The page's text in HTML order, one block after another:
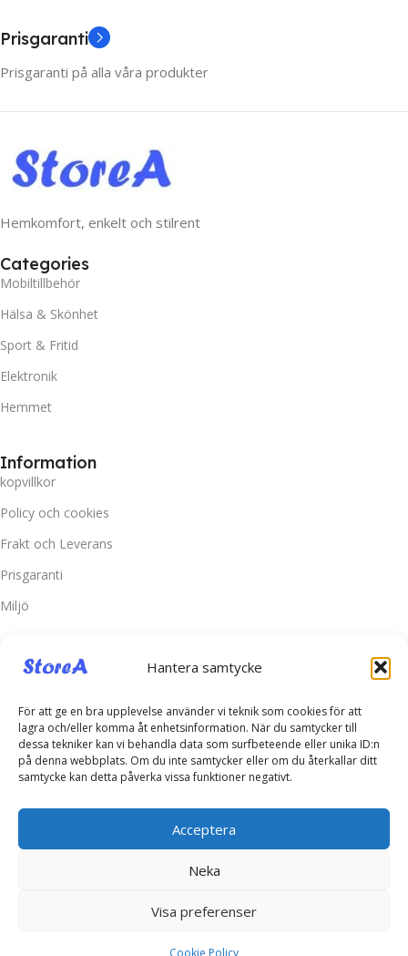
Hantera samtycke
För att ge en bra upplevelse använder vi teknik som cookies för att
lagra och/eller komma åt enhetsinformation. När du samtycker till
dessa tekniker kan vi behandla data som surfbeteende eller unika ID:n
på denna webbplats. Om du inte samtycker eller om du återkallar ditt
samtycke kan detta påverka vissa funktioner negativt.
Acceptera
Neka
Visa preferenser
Cookie Policy
Prisgaranti
Prisgaranti på alla våra produkter
Hemkomfort, enkelt och stilrent
Categories
Mobiltillbehör
Hälsa & Skönhet
Sport & Fritid
Elektronik
Hemmet
Information
kopvillkor
Policy och cookies
Frakt och Leverans
Prisgaranti
Miljö
Kundtjänst
Kontakta oss
Retur & Reklamation
Vanliga frågor
Inloggning
Kontakta oss